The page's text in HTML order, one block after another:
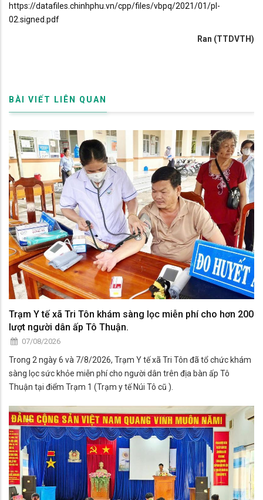
https://datafiles.chinhphu.vn/cpp/files/vbpq/2021/01/pl-
02.signed.pdf
Ran (TTDVTH)
BÀI VIẾT LIÊN QUAN
Trạm Y tế xã Tri Tôn khám sàng lọc miễn phí cho hơn 200
lượt người dân ấp Tô Thuận.
07/08/2026
Trong 2 ngày 6 và 7/8/2026, Trạm Y tế xã Tri Tôn đã tổ chức khám
sàng lọc sức khỏe miễn phí cho người dân trên địa bàn ấp Tô
Thuận tại điểm Trạm 1 (Trạm y tế Núi Tô cũ ).